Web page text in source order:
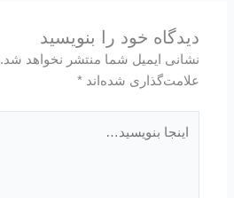
دیدگاه‌ خود را بنویسید
نشانی ایمیل شما منتشر نخواهد شد.
علامت‌گذاری شده‌اند*
بنویسید…